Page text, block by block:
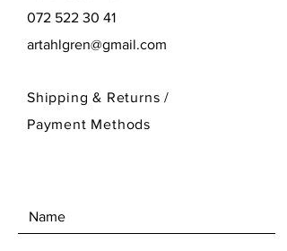
072 522 30 41
artahlgren@gmail.com
Shipping & Returns /
Payment Methods